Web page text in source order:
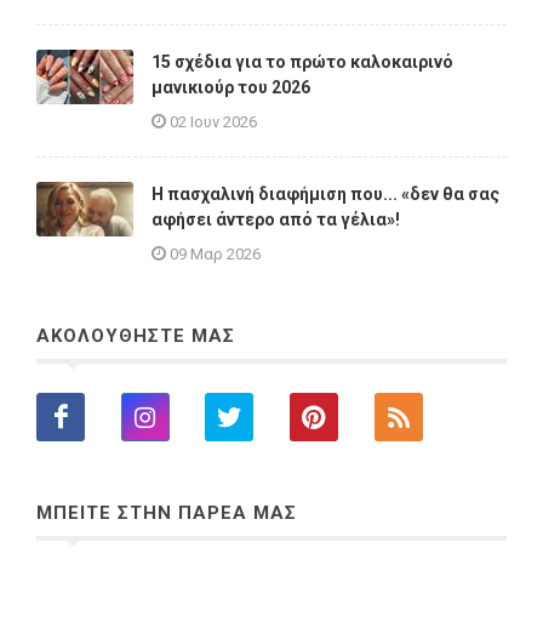
15 σχέδια για το πρώτο καλοκαιρινό
μανικιούρ του 2026
02 Ιουν 2026
Η πασχαλινή διαφήμιση που... «δεν θα σας
αφήσει άντερο από τα γέλια»!
09 Μαρ 2026
ΑΚΟΛΟΥΘΗΣΤΕ ΜΑΣ
ΜΠΕΙΤΕ ΣΤΗΝ ΠΑΡΕΑ ΜΑΣ